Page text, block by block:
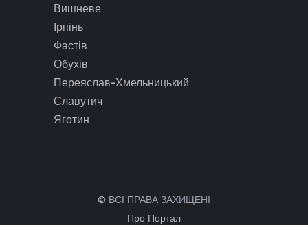
Вишневе
Ірпінь
Фастів
Обухів
Переяслав-Хмельницький
Славутич
Яготин
© ВСІ ПРАВА ЗАХИЩЕНІ
Про Портал